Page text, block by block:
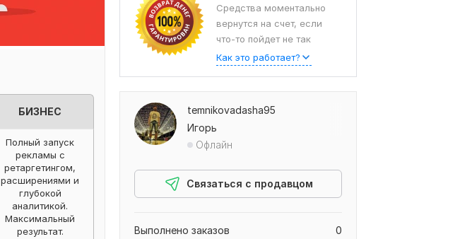
БИЗНЕС
Полный запуск
рекламы с
ретаргетингом,
расширениями и
глубокой
аналитикой.
Максимальный
результат.
Средства моментально
вернутся на счет, если
что-то пойдет не так
Как это работает?
temnikovadasha95
Игорь
Офлайн
Связаться с продавцом
0
Выполнено заказов